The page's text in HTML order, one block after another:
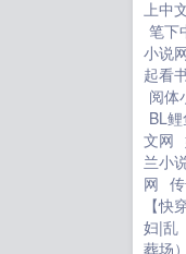
上中
笔下
小说
起看
阅体
BL鲤
文网
兰小
网
【快
妇|乱
葬场）